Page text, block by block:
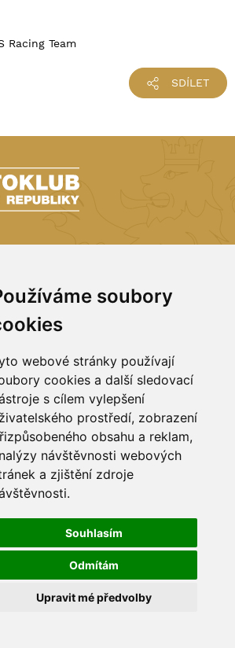
soubory
webové stránky používají
cookies a další sledovací
s cílem vylepšení
prostředí, zobrazení
obsahu a reklam,
návštěvnosti webových
a zjištění zdroje
Souhlasím
Odmítám
Upravit mé předvolby
Racing Team
SDÍLET
(sekretariat)
(členství)
29, 110 00 Praha 1
ČESKÉ REPUBLIKY